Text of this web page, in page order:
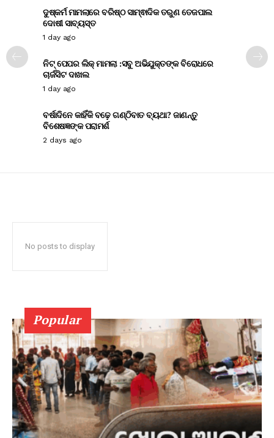
ଦୁଷ୍କର୍ମ ମାମଲାରେ ବରିଷ୍ଠ ସାମ୍ଵାଦିକ ତରୁଣ ତେଜପାଲ
ଦୋଷୀ ସାବ୍ୟସ୍ତ
1 day ago
ନିଟ୍ ପେପର ଲିକ୍ ମାମଲା :ସବୁ ଅଭିଯୁକ୍ତଙ୍କ ବିରୋଧରେ
ଚାର୍ଜସିଟ ଦାଖଲ
1 day ago
ବର୍ଷାଦିନେ କାହିଁକି ବଢ଼େ ଗଣ୍ଠିବାତ ବ୍ୟଥା? ଜାଣନ୍ତୁ
ବିଶେଷଜ୍ଞଙ୍କ ପରାମର୍ଶ
2 days ago
No posts to display
Popular